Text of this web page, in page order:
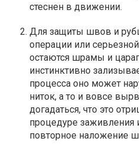
стеснен в движении.
Для защиты швов и
операции или
остаются шрамы и
инстинктивно
процесса оно может
ниток, а то и вовсе
догадаться, что это
процедуре заживления
повторное наложение